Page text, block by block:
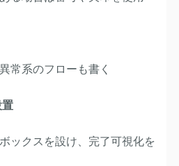
常系のフローも書く
ックスを設け、完了可視化を